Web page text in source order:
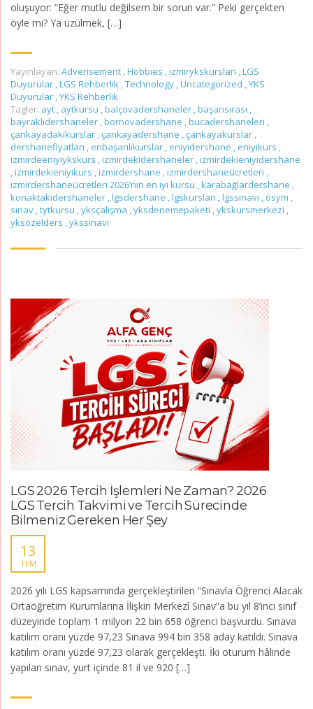
oluşuyor: “Eğer mutlu değilsem bir sorun var.” Peki gerçekten
öyle mi? Ya üzülmek, […]
Yayınlayan: Adverisement Hobbies izmirykskursları LGS
Duyurular LGS Rehberlik Technology Uncategorized YKS
Duyurular YKS Rehberlik
Tagler: ayt aytkursu balçovadershaneler başarısırası
bayraklıdershaneler bornovadershane bucadershaneleri
çankayadakikurslar çankayadershane çankayakurslar
dershanefiyatları
enbaşarılıkurslar eniyidershane eniyikurs
izmirdeeniyiykskurs izmirdekidershaneler izmirdekieniyidershane
izmirdekieniyikurs izmirdershane izmirdershaneücretleri
izmirdershaneücretleri 2026’nın en iyi kursu karabağlardershane
konaktakidershaneler lgsdershane lgskursları lgssınavı ösym
sınav tytkursu yksçalışma yksdenemepaketi ykskursmerkezi
yksözelders ykssınavı
LGS 2026 Tercih İşlemleri Ne Zaman? 2026
LGS Tercih Takvimi ve Tercih Sürecinde
Bilmeniz Gereken Her Şey
13
TEM
2026 yılı LGS kapsamında gerçekleştirilen “Sınavla Öğrenci Alacak
Ortaöğretim Kurumlarına İlişkin Merkezî Sınav”a bu yıl 8’inci sınıf
düzeyinde toplam 1 milyon 22 bin 658 öğrenci başvurdu. Sınava
katılım oranı yüzde 97,23 Sınava 994 bin 358 aday katıldı. Sınava
katılım oranı yüzde 97,23 olarak gerçekleşti. İki oturum hâlinde
yapılan sınav, yurt içinde 81 il ve 920 […]